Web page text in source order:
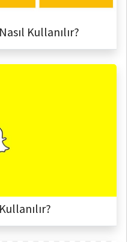
Kullanılır?